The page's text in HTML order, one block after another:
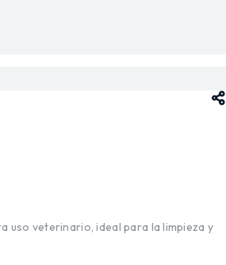
uso veterinario, ideal para la limpieza y